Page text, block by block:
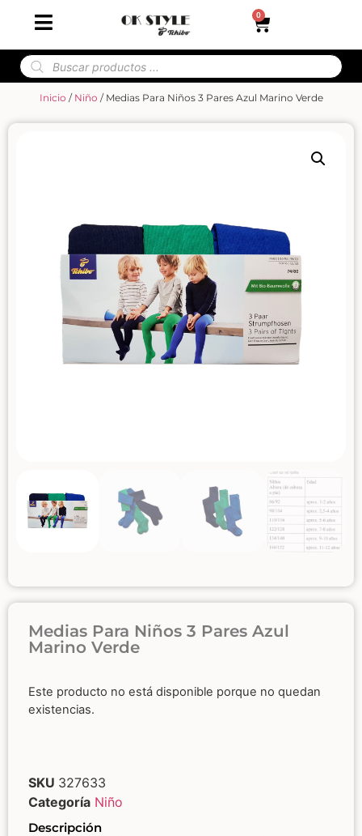
0
Inicio / Niño / Medias Para Niños 3 Pares Azul Marino Verde
Medias Para Niños 3 Pares Azul
Marino Verde
Este producto no está disponible porque no quedan
existencias.
SKU 327633
Categoría Niño
Descripción